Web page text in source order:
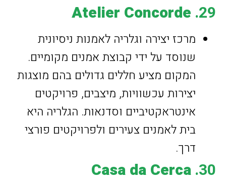
29.
Atelier Concorde
מרכז יצירה וגלריה לאמנות ניסיונית
שנוסד על ידי קבוצת אמנים מקומיים.
המקום מציע חללים גדולים בהם מוצגות
יצירות עכשוויות, מיצבים, פרויקטים
אינטראקטיביים וסדנאות. הגלריה היא
בית לאמנים צעירים ולפרויקטים פורצי
דרך.
30.
Casa da Cerca